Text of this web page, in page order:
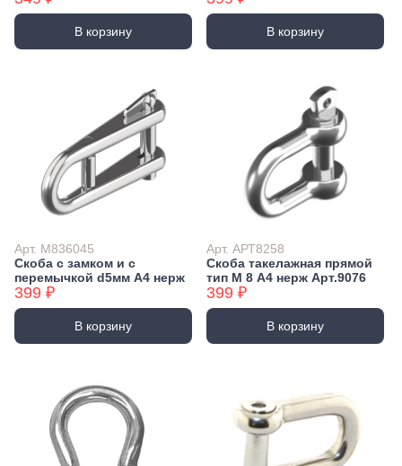
В корзину В корзину
Арт. М836045
Скоба с замком и с
перемычкой d5мм А4 нерж
399 ₽
В корзину
Арт. АРТ8258
Скоба такелажная прямой
тип М 8 А4 нерж Арт.9076
399 ₽
В корзину